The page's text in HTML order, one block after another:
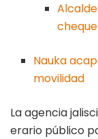
Nauka
movilidad
La agencia
erario público